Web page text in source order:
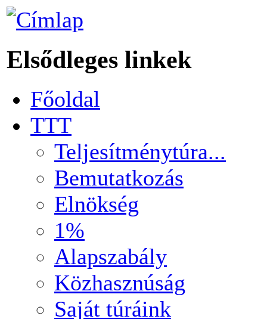
Elsődleges linkek
Főoldal
TTT
Teljesítménytúra...
Bemutatkozás
Elnökség
1%
Alapszabály
Közhasznúság
Saját túráink